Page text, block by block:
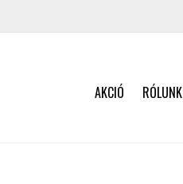
AKCIÓ RÓLUNK